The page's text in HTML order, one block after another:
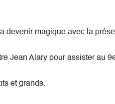
devenir magique avec la
Jean Alary pour assister au
et grands.